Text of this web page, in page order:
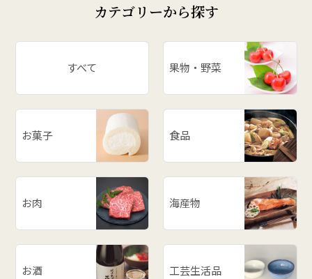
カテゴリーから探す
すべて 果物・野菜
お菓子 食品
お肉 海産物
お酒 工芸生活品